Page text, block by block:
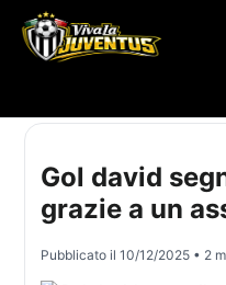
Gol david
grazie a un
Pubblicato il10/12/2025 • 2